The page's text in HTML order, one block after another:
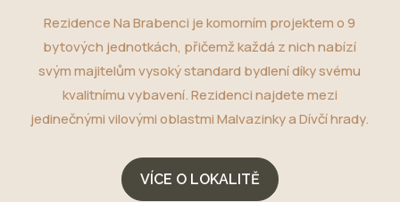
Rezidence Na Brabenci je komorním projektem o 9
bytových jednotkách, přičemž každá z nich nabízí
svým majitelům vysoký standard bydlení díky svému
kvalitnímu vybavení. Rezidenci najdete mezi
jedinečnými vilovými oblastmi Malvazinky a Dívčí hrady.
VÍCE O LOKALITĚ